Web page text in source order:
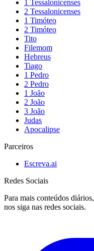
1 Tessalonicenses
2 Tessalonicenses
1 Timóteo
2 Timóteo
Tito
Filemom
Hebreus
Tiago
1 Pedro
2 Pedro
1 João
2 João
3 João
Judas
Apocalipse
Parceiros
Escreva.ai
Redes Sociais
Para mais conteúdos diários,
nos siga nas redes sociais.